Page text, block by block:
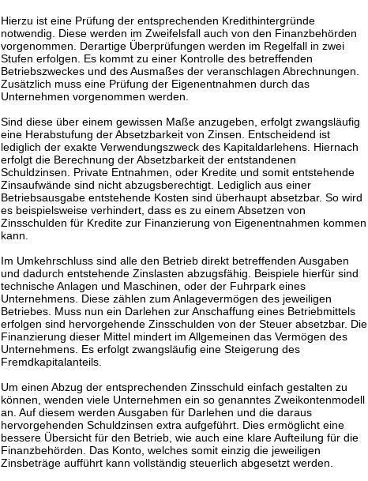
Hierzu ist eine Prüfung der entsprechenden Kredithintergründe
notwendig. Diese werden im Zweifelsfall auch von den Finanzbehörden
vorgenommen. Derartige Überprüfungen werden im Regelfall in zwei
Stufen erfolgen. Es kommt zu einer Kontrolle des betreffenden
Betriebszweckes und des Ausmaßes der veranschlagen Abrechnungen.
Zusätzlich muss eine Prüfung der Eigenentnahmen durch das
Unternehmen vorgenommen werden.
Sind diese über einem gewissen Maße anzugeben, erfolgt zwangsläufig
eine Herabstufung der Absetzbarkeit von Zinsen. Entscheidend ist
lediglich der exakte Verwendungszweck des Kapitaldarlehens. Hiernach
erfolgt die Berechnung der Absetzbarkeit der entstandenen
Schuldzinsen. Private Entnahmen, oder Kredite und somit entstehende
Zinsaufwände sind nicht abzugsberechtigt. Lediglich aus einer
Betriebsausgabe entstehende Kosten sind überhaupt absetzbar. So wird
es beispielsweise verhindert, dass es zu einem Absetzen von
Zinsschulden für Kredite zur Finanzierung von Eigenentnahmen kommen
kann.
Im Umkehrschluss sind alle den Betrieb direkt betreffenden Ausgaben
und dadurch entstehende Zinslasten abzugsfähig. Beispiele hierfür sind
technische Anlagen und Maschinen, oder der Fuhrpark eines
Unternehmens. Diese zählen zum Anlagevermögen des jeweiligen
Betriebes. Muss nun ein Darlehen zur Anschaffung eines Betriebmittels
erfolgen sind hervorgehende Zinsschulden von der Steuer absetzbar. Die
Finanzierung dieser Mittel mindert im Allgemeinen das Vermögen des
Unternehmens. Es erfolgt zwangsläufig eine Steigerung des
Fremdkapitalanteils.
Um einen Abzug der entsprechenden Zinsschuld einfach gestalten zu
können, wenden viele Unternehmen ein so genanntes Zweikontenmodell
an. Auf diesem werden Ausgaben für Darlehen und die daraus
hervorgehenden Schuldzinsen extra aufgeführt. Dies ermöglicht eine
bessere Übersicht für den Betrieb, wie auch eine klare Aufteilung für die
Finanzbehörden. Das Konto, welches somit einzig die jeweiligen
Zinsbeträge aufführt kann vollständig steuerlich abgesetzt werden.